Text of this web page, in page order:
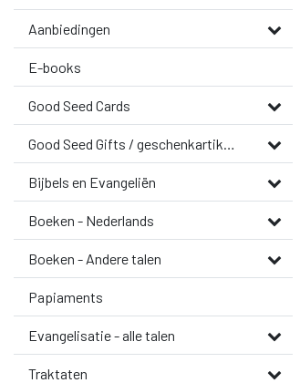
Aanbiedingen
E-books
Good Seed Cards
Good Seed Gifts / geschenkartikelen
Bijbels en Evangeliën
Boeken - Nederlands
Boeken - Andere talen
Papiaments
Evangelisatie - alle talen
Traktaten